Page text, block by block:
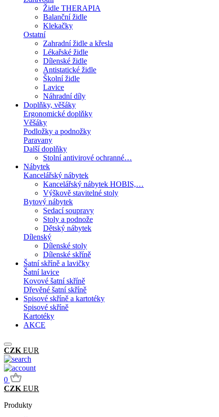
Židle THERAPIA
Balanční židle
Klekačky
Ostatní
Zahradní židle a křesla
Lékařské židle
Dílenské židle
Antistatické židle
Školní židle
Lavice
Náhradní díly
Doplňky, věšáky
Ergonomické doplňky
Věšáky
Podložky a podnožky
Paravany
Další doplňky
Stolní antivirové ochranné…
Nábytek
Kancelářský nábytek
Kancelářský nábytek HOBIS,…
Výškově stavitelné stoly
Bytový nábytek
Sedací soupravy
Stoly a podnože
Dětský nábytek
Dílenský
Dílenské stoly
Dílenské skříně
Šatní skříně a lavičky
Šatní lavice
Kovové šatní skříně
Dřevěné šatní skříně
Spisové skříně a kartotéky
Spisové skříně
Kartotéky
AKCE
CZK EUR
0
CZK EUR
Produkty